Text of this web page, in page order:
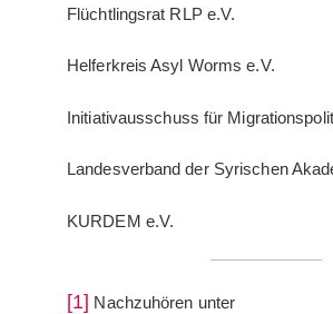
Flüchtlingsrat RLP e.V.
Helferkreis Asyl Worms e.V.
Initiativausschuss für
Landesverband der Syrischen
KURDEM e.V.
[1] Nachzuhören unter